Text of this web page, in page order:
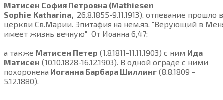
Матисен София Петровна (Mathiesen
Sophie Katharina, 26.8.1855-9.11.1913), отпевание прошло в
церкви Св.Марии. Эпитафия на нем.яз. "Верующий в
имеет жизнь вечную" От Иоанна 6,47;
а также Матисен Петер (1.8.1811-11.11.1903) с ним Ида
Матисен (10.10.1828-16.12.1903). В одной ограде с ними
похоронена Иоганна Барбара Шиллинг (8.8.1809 -
5.12.1880).